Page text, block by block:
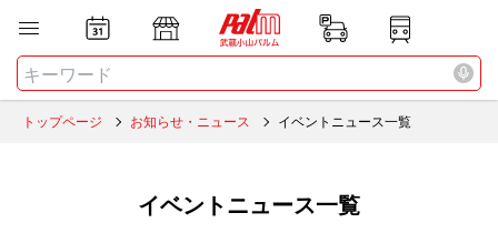
お店 ニュース 全て
トップページ お知らせ・ニュース イベントニュース一覧
イベントニュース一覧